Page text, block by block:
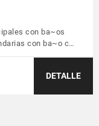
con ba~os
con ba~o c…
DETALLE